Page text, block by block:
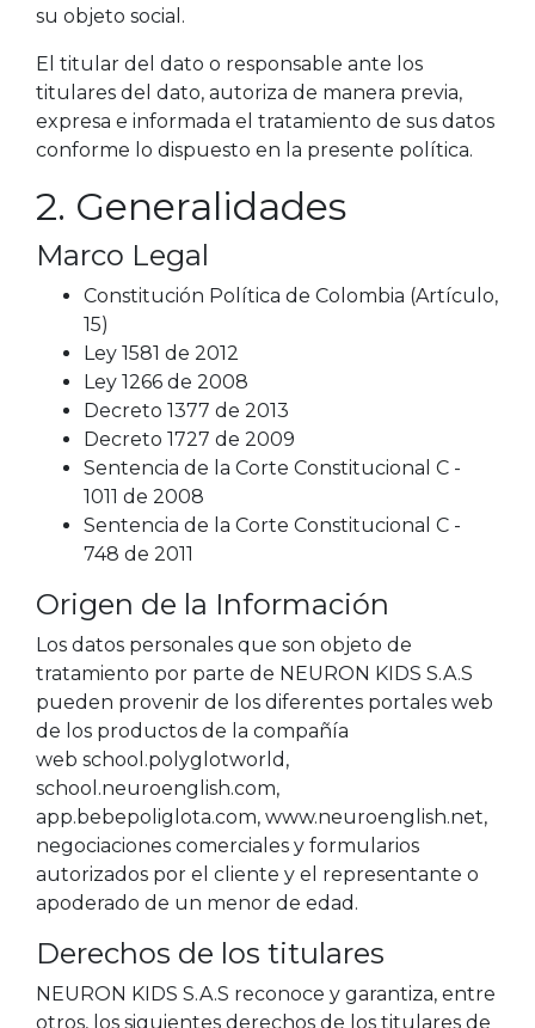
su objeto social.
El titular del dato o responsable ante los
titulares del dato, autoriza de manera previa,
expresa e informada el tratamiento de sus datos
conforme lo dispuesto en la presente política.
2. Generalidades
Marco Legal
Constitución Política de Colombia (Artículo,
15)
Ley 1581 de 2012
Ley 1266 de 2008
Decreto 1377 de 2013
Decreto 1727 de 2009
Sentencia de la Corte Constitucional C -
1011 de 2008
Sentencia de la Corte Constitucional C -
748 de 2011
Origen de la Información
Los datos personales que son objeto de
tratamiento por parte de NEURON KIDS S.A.S
pueden provenir de los diferentes portales web
de los productos de la compañía
web school.polyglotworld,
school.neuroenglish.com,
app.bebepoliglota.com, www.neuroenglish.net,
negociaciones comerciales y formularios
autorizados por el cliente y el representante o
apoderado de un menor de edad.
Derechos de los titulares
NEURON KIDS S.A.S reconoce y garantiza, entre
otros, los siguientes derechos de los titulares de